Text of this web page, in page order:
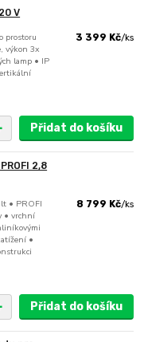
V
prostoru
výkon 3x
lamp • IP
3 399 Kč/ks
Přidat do košíku
2,8
• PROFI
• vrchní
•
8 799 Kč/ks
Přidat do košíku